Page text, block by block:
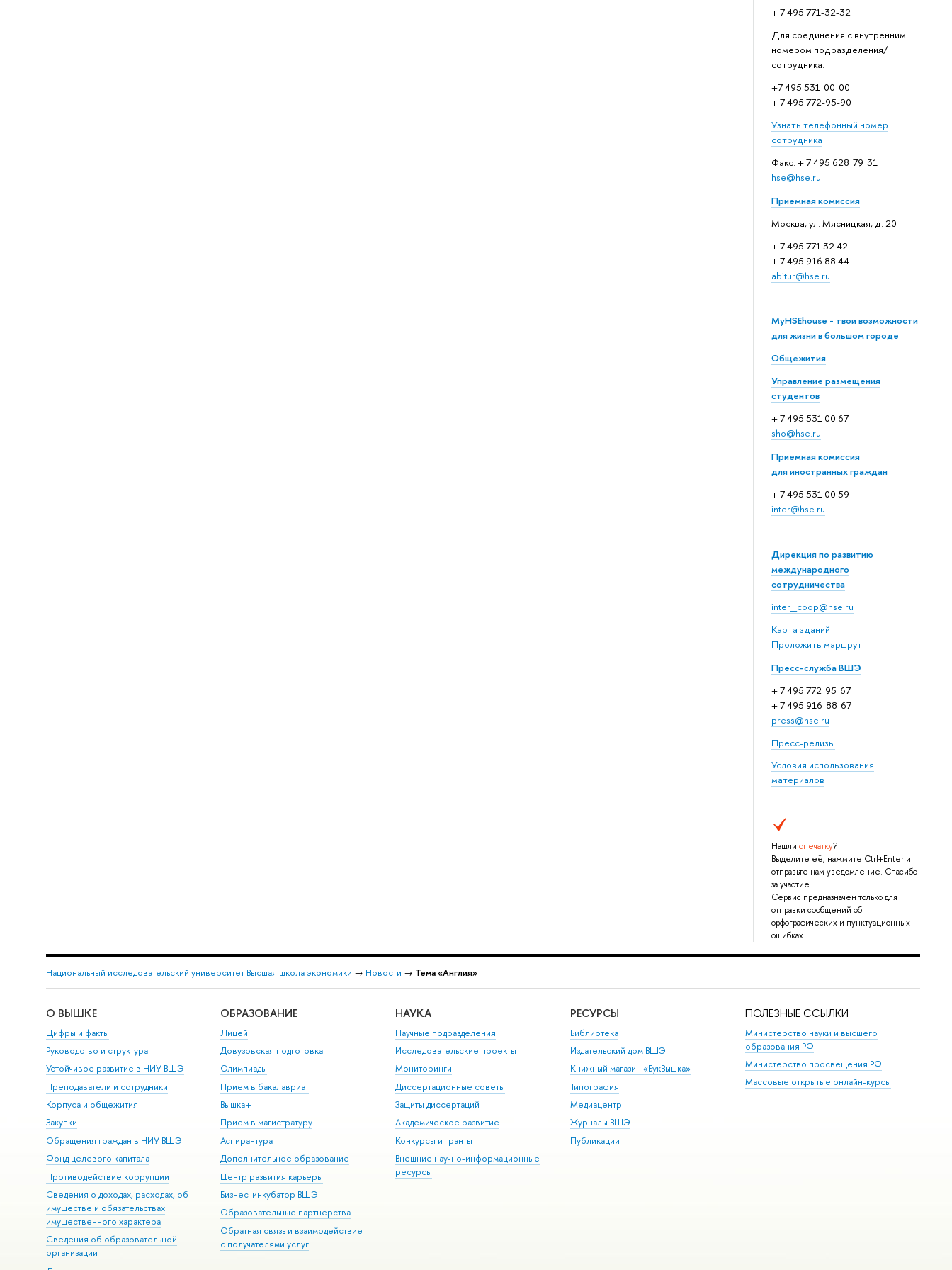
+ 7 495 771-32-32
Для соединения с внутренним
номером подразделения/
сотрудника:
+7 495 531-00-00
+ 7 495 772-95-90
Узнать телефонный номер
сотрудника
Факс: + 7 495 628-79-31
hse@hse.ru
Приемная комиссия
Москва, ул. Мясницкая, д. 20
+ 7 495 771 32 42
+ 7 495 916 88 44
abitur@hse.ru
MyHSEhouse - твои возможности
для жизни в большом городе
Общежития
Управление размещения
студентов
+ 7 495 531 00 67
sho@hse.ru
Приемная комиссия
для иностранных граждан
+ 7 495 531 00 59
inter@hse.ru
Дирекция по развитию
международного
сотрудничества
inter_coop@hse.ru
Карта зданий
Проложить маршрут
Пресс-служба ВШЭ
+ 7 495 772-95-67
+ 7 495 916-88-67
press@hse.ru
Пресс-релизы
Условия использования
материалов
Нашли опечатку?
Выделите её, нажмите Ctrl+Enter и
отправьте нам уведомление. Спасибо
за участие!
Сервис предназначен только для
отправки сообщений об
орфографических и пунктуационных
ошибках.
Национальный исследовательский университет Высшая школа экономики → Новости → Тема «Англия»
О ВЫШКЕ
Цифры и факты
Руководство и структура
Устойчивое развитие в НИУ ВШЭ
Преподаватели и сотрудники
Корпуса и общежития
Закупки
Обращения граждан в НИУ ВШЭ
Фонд целевого капитала
Противодействие коррупции
Сведения о доходах, расходах, об
имуществе и обязательствах
имущественного характера
Сведения об образовательной
организации
ОБРАЗОВАНИЕ
Лицей
Довузовская подготовка
Олимпиады
Прием в бакалавриат
Вышка+
Прием в магистратуру
Аспирантура
Дополнительное образование
Центр развития карьеры
Бизнес-инкубатор ВШЭ
Образовательные партнерства
Обратная связь и взаимодействие
с получателями услуг
НАУКА
Научные подразделения
Исследовательские проекты
Мониторинги
Диссертационные советы
Защиты диссертаций
Академическое развитие
Конкурсы и гранты
Внешние научно-информационные
ресурсы
РЕСУРСЫ
Библиотека
Издательский дом ВШЭ
Книжный магазин «БукВышка»
Типография
Медиацентр
Журналы ВШЭ
Публикации
ПОЛЕЗНЫЕ ССЫЛКИ
Министерство науки и высшего
образования РФ
Министерство просвещения РФ
Массовые открытые онлайн-курсы